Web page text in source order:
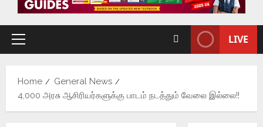
LIVE
Home
General News
4,000 அரசு ஆசிரியர்களுக்கு பாடம் நடத்தும் வேலை இல்லை!!